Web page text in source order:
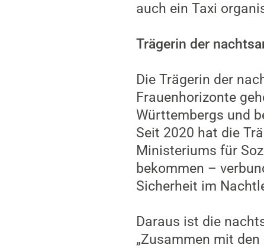
auch ein Taxi
Trägerin der
Die Trägerin der
Frauenhorizonte
Württembergs und
Seit 2020 hat die
Ministeriums für
bekommen –
Sicherheit im
Daraus ist die
„Zusammen mit